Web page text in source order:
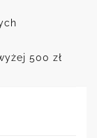
500 zł